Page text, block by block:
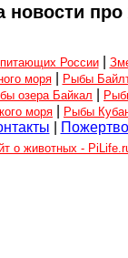
новости
России|
моря| Рыбы
озера Байкал
моря Рыбы
о животных -